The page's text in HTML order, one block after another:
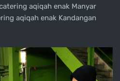
aqiqah enak Manyar
aqiqah enak Kandangan